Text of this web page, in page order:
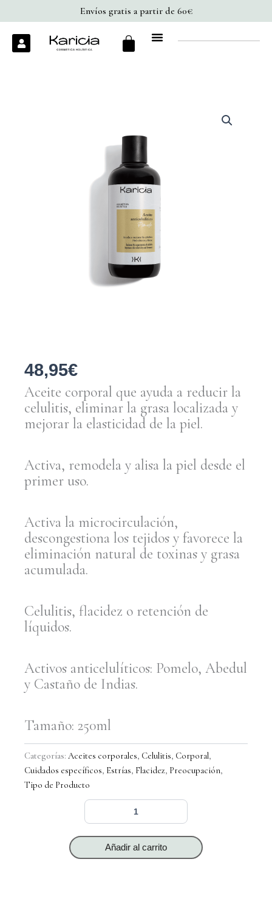
al
contenido
Envíos gratis a partir de 60€
U
s
e
Cart
48,95€
Aceite corporal que ayuda a reducir la
celulitis, eliminar la grasa localizada y
mejorar la elasticidad de la piel.
Activa, remodela y alisa la piel desde el
primer uso.
Activa la microcirculación,
descongestiona los tejidos y favorece la
eliminación natural de toxinas y grasa
acumulada.
Celulitis, flacidez o retención de
líquidos.
Activos anticelulíticos: Pomelo, Abedul
y Castaño de Indias.
Tamaño: 250ml
Categorías: Aceites corporales, Celulitis, Corporal,
Cuidados específicos, Estrías, Flacidez, Preocupación,
Tipo de Producto
Aceite
Añadir al carrito